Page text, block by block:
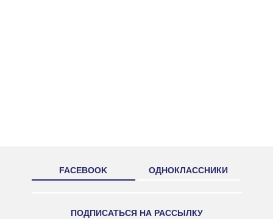
FACEBOOK ОДНОКЛАССНИКИ
ПОДПИСАТЬСЯ НА РАССЫЛКУ